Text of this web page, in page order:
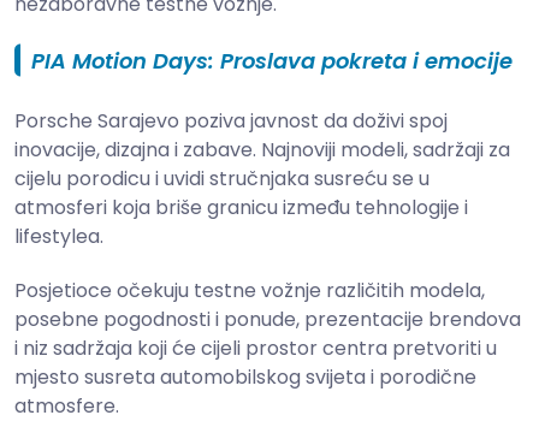
PIA Motion Days: Proslava pokreta i emocije
Porsche Sarajevo poziva javnost da doživi spoj
inovacije, dizajna i zabave. Najnoviji modeli, sadržaji za
cijelu porodicu i uvidi stručnjaka susreću se u
atmosferi koja briše granicu između tehnologije i
lifestylea.
Posjetioce očekuju testne vožnje različitih modela,
posebne pogodnosti i ponude, prezentacije brendova
i niz sadržaja koji će cijeli prostor centra pretvoriti u
mjesto susreta automobilskog svijeta i porodične
atmosfere.